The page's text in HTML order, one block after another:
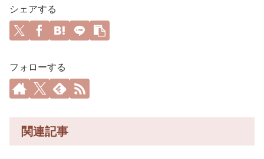
シェアする
フォローする
関連記事